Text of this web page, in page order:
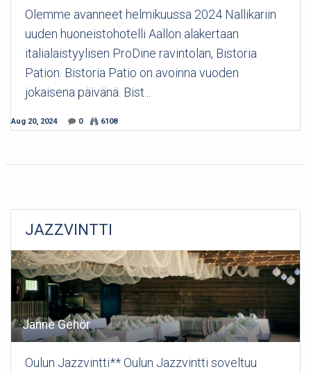
Olemme avanneet helmikuussa 2024 Nallikariin
uuden huoneistohotelli Aallon alakertaan
italialaistyylisen ProDine ravintolan, Bistoria
Pation. Bistoria Patio on avoinna vuoden
jokaisena päivänä. Bist...
Aug 20, 2024 0 6108
JAZZVINTTI
Janne Gehör
Oulun Jazzvintti** Oulun Jazzvintti soveltuu